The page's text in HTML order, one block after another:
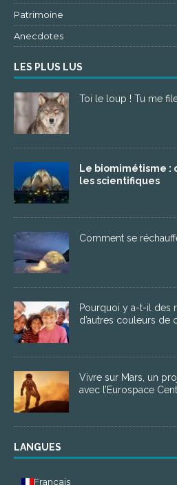
Patrimoine
Anecdotes
LES PLUS LUS
Toi le loup ! Tu me
Le biomimétisme :
les scientifiques
Comment se
Pourquoi y a-t-il des
d’autres couleurs de
Vivre sur Mars, un
avec l’Eurospace
LANGUES
Français